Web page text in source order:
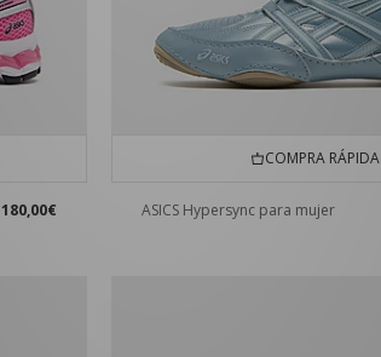
180,00€
COMPRA RÁPIDA
ASICS Hypersync para mujer